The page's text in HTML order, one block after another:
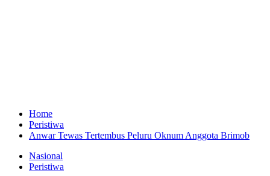
Home
Peristiwa
Anwar Tewas Tertembus Peluru Oknum Anggota Brimob
Nasional
Peristiwa